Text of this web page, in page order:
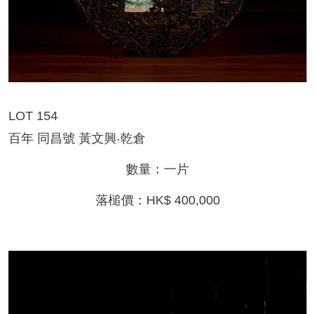
LOT 154
百年 同昌號 黃文興‧乾倉
數量：一片
落槌價：HK$ 400,000